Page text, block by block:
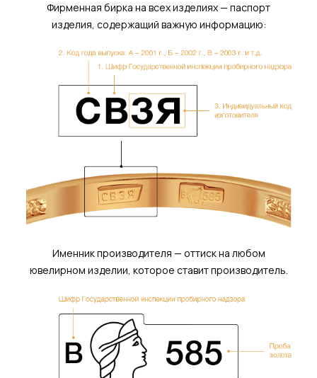
Фирменная бирка на всех изделиях — паспорт
изделия, содержащий важную информацию:
Именник производителя — оттиск на любом
ювелирном изделии, которое ставит производитель.